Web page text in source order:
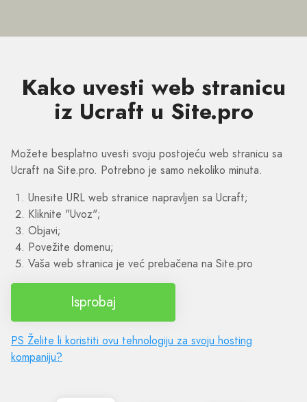
Kako uvesti web stranicu
iz Ucraft u Site.pro
Možete besplatno uvesti svoju postojeću web stranicu sa
Ucraft na Site.pro. Potrebno je samo nekoliko minuta.
Unesite URL web stranice napravljen sa Ucraft;
Kliknite "Uvoz";
Objavi;
Povežite domenu;
Vaša web stranica je već prebačena na Site.pro
Isprobaj
PS Želite li koristiti ovu tehnologiju za svoju hosting
kompaniju?